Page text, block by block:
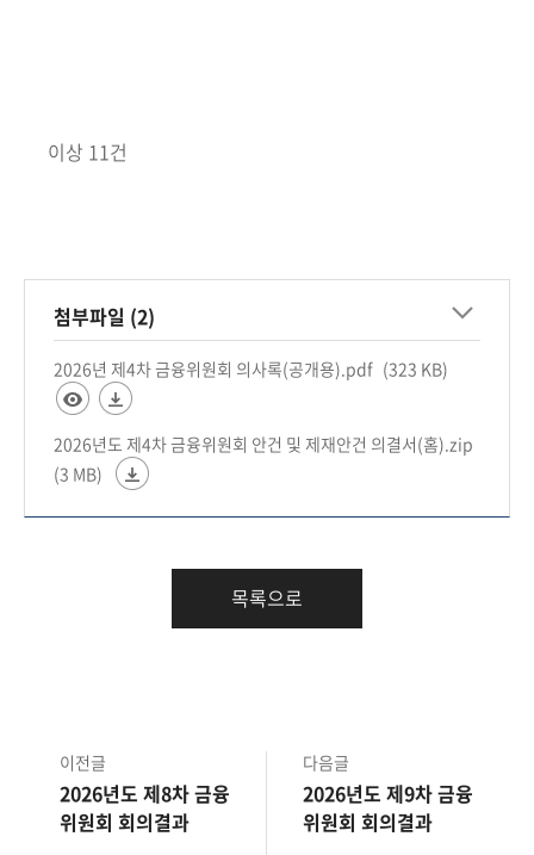
이상 11건
첨부파일 (2)
2026년 제4차 금융위원회 의사록(공개용).pdf (323 KB)
2026년도 제4차 금융위원회 안건 및 제재안건 의결서(홈).zip
(3 MB)
목록으로
이전글
2026년도 제8차 금융
위원회 회의결과
다음글
2026년도 제9차 금융
위원회 회의결과